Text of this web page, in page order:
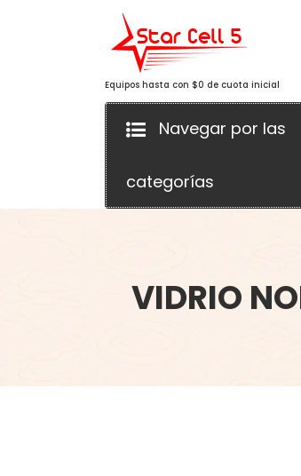
Equipos hasta con $0 de cuota inicial
Navegar por las
categorías
VIDRIO